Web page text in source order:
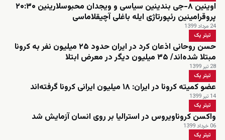
اوینین ۸-جی بندینین سیاسی و ویجدان محبوسلارینین ۲۰:۳۰
پروقرامینین رئپورتاژی ایله باغلی آچیقلاماسی
24 مرداد 1399
تیتر یک
حسن روحانی اذعان کرد در ایران حدود ۲۵ میلیون نفر به کرونا
مبتلا شده‌اند/ ۳۵ میلیون دیگر در معرض ابتلا
28 تیر 1399
تیتر یک
عضو کمیته کرونا در ایران: ۱۸ میلیون ایرانی کرونا گرفته‌اند
14 تیر 1399
تیتر یک
واکسن کروناویروس در استرالیا بر روی انسان آزمایش شد
06 خرداد 1399
تیتر یک